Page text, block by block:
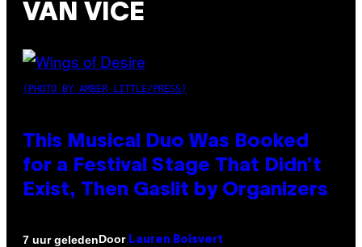
VAN VICE
(PHOTO BY AMBER LITTLE/PRESS)
This Musical Duo Was Booked
for a Festival Stage That Didn’t
Exist, Then Gaslit by Organizers
7 uur geledenDoor Lauren Boisvert